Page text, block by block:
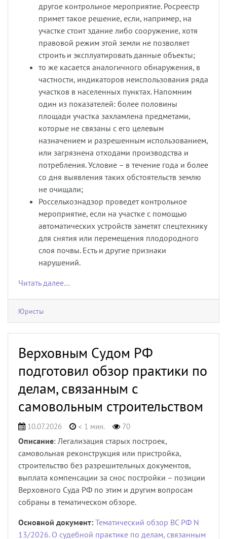
другое контрольное мероприятие. Росреестр
примет такое решение, если, например, на
участке стоит здание либо сооружение, хотя
правовой режим этой земли не позволяет
строить и эксплуатировать данные объекты;
то же касается аналогичного обнаружения, в
частности, индикаторов неиспользования ряда
участков в населенных пунктах. Напомним
один из показателей: более половины
площади участка захламлена предметами,
которые не связаны с его целевым
назначением и разрешенным использованием,
или загрязнена отходами производства и
потребления. Условие – в течение года и более
со дня выявления таких обстоятельств землю
не очищали;
Россельхознадзор проведет контрольное
мероприятие, если на участке с помощью
автоматических устройств заметят спецтехнику
для снятия или перемещения плодородного
слоя почвы. Есть и другие признаки
нарушений.
Читать далее…
Юристы
Верховным Судом РФ
подготовил обзор практики по
делам, связанным с
самовольным строительством
10.07.2026 < 1 мин. 70
Описание: Легализация старых построек,
самовольная реконструкция или пристройка,
строительство без разрешительных документов,
выплата компенсации за снос постройки – позиции
Верховного Суда РФ по этим и другим вопросам
собраны в тематическом обзоре.
Основной документ: Тематический обзор ВС РФ N
13/2026. О судебной практике по делам, связанным